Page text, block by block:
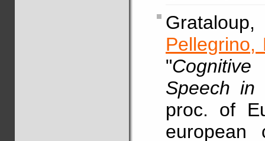
Pellegrino,
"
Speech in
proc. of
european